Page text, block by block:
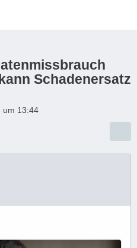
Schadenersatz
um 13:44